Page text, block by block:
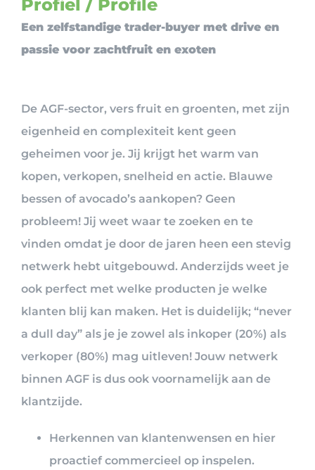
Profiel / Profile
Een zelfstandige trader-buyer met drive en
passie voor zachtfruit en exoten
De AGF-sector, vers fruit en groenten, met zijn
eigenheid en complexiteit kent geen
geheimen voor je. Jij krijgt het warm van
kopen, verkopen, snelheid en actie. Blauwe
bessen of avocado’s aankopen? Geen
probleem! Jij weet waar te zoeken en te
vinden omdat je door de jaren heen een stevig
netwerk hebt uitgebouwd. Anderzijds weet je
ook perfect met welke producten je welke
klanten blij kan maken. Het is duidelijk; “never
a dull day” als je je zowel als inkoper (20%) als
verkoper (80%) mag uitleven! Jouw netwerk
binnen AGF is dus ook voornamelijk aan de
klantzijde.
Herkennen van klantenwensen en hier
proactief commercieel op inspelen.